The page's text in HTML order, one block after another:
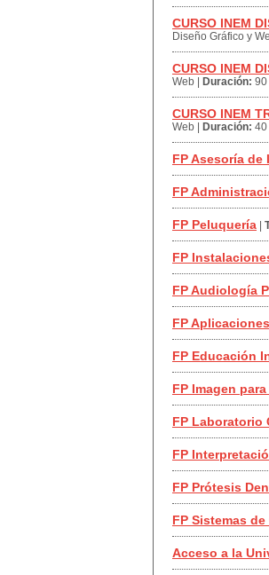
CURSO INEM
Diseño Gráfico y
CURSO INEM
Web
Duración: 90
CURSO INEM
Web
Duración: 40
FP Asesoría de
FP
FP Peluquería
FP
FP Audiología
FP
FP Educación
FP Imagen
FP Laboratorio
FP
FP Prótesis
FP Sistemas
Acceso a la